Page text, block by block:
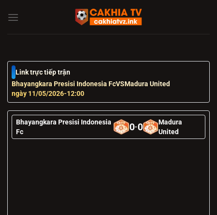
đến
Link trực tiếp trận
Bhayangkara Presisi Indonesia FcVSMadura United
ngày 11/05/2026-12:00
Bhayangkara Presisi Indonesia
Fc
0-0
Madura
United